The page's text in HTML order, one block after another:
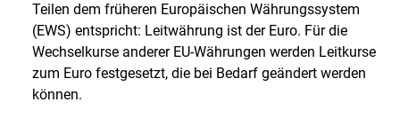
Teilen dem früheren Europäischen Währungssystem
(EWS) entspricht: Leitwährung ist der Euro. Für die
Wechselkurse anderer EU-Währungen werden Leitkurse
zum Euro festgesetzt, die bei Bedarf geändert werden
können.